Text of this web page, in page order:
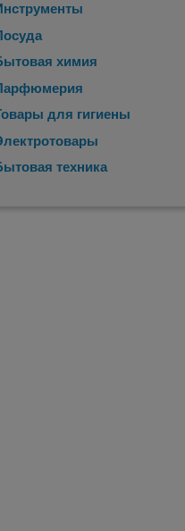
химия
для гигиены
техника